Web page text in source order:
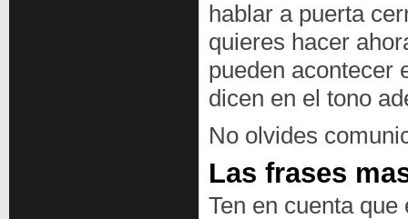
hablar a puerta
quieres hacer
pueden acontecer
dicen en el tono
No olvides
Las frases
Ten en cuenta